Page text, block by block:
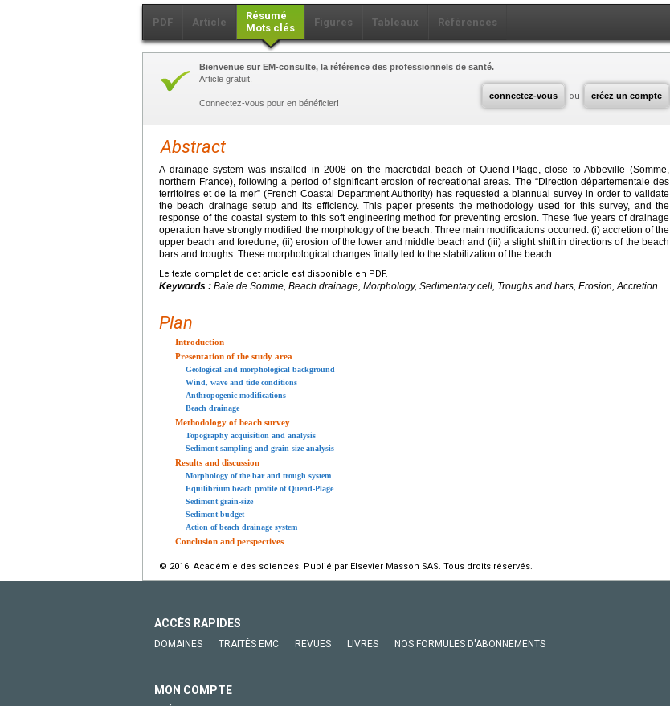
PDF Article
Résumé
Mots clés
Figures Tableaux Références
connectez-vous ou créez un compte
Bienvenue sur EM-consulte, la référence des professionnels de santé.
Article gratuit.
Connectez-vous pour en bénéficier!
Abstract
A drainage system was installed in 2008 on the macrotidal beach of Quend-Plage, close to Abbeville (Somme,
northern France), following a period of significant erosion of recreational areas. The “Direction départementale des
territoires et de la mer” (French Coastal Department Authority) has requested a biannual survey in order to validate
the beach drainage setup and its efficiency. This paper presents the methodology used for this survey, and the
response of the coastal system to this soft engineering method for preventing erosion. These five years of drainage
operation have strongly modified the morphology of the beach. Three main modifications occurred: (i) accretion of the
upper beach and foredune, (ii) erosion of the lower and middle beach and (iii) a slight shift in directions of the beach
bars and troughs. These morphological changes finally led to the stabilization of the beach.
Le texte complet de cet article est disponible en PDF.
Keywords : Baie de Somme, Beach drainage, Morphology, Sedimentary cell, Troughs and bars, Erosion, Accretion
Plan
Introduction
Presentation of the study area
Geological and morphological background
Wind, wave and tide conditions
Anthropogenic modifications
Beach drainage
Methodology of beach survey
Topography acquisition and analysis
Sediment sampling and grain-size analysis
Results and discussion
Morphology of the bar and trough system
Equilibrium beach profile of Quend-Plage
Sediment grain-size
Sediment budget
Action of beach drainage system
Conclusion and perspectives
© 2016 Académie des sciences. Publié par Elsevier Masson SAS. Tous droits réservés.
ACCÈS RAPIDES
DOMAINES TRAITÉS EMC REVUES LIVRES NOS FORMULES D'ABONNEMENTS
MON COMPTE